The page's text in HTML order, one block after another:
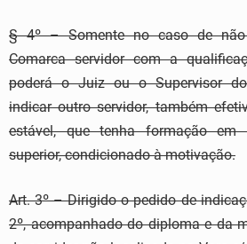
§ 4º – Somente no caso de não
Comarca servidor com a
poderá o Juiz ou o Supervisor
indicar outro servidor, também
estável, que tenha formação
superior, condicionado à motivação.
Art. 3º – Dirigido o pedido de
2º, acompanhado do diploma e da